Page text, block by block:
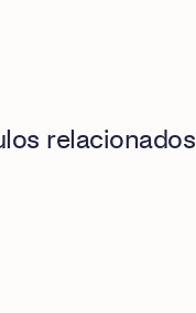
relacionados